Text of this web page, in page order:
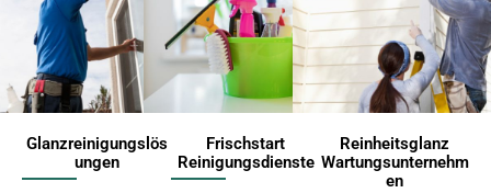
Glanzreinigungslös
ungen
Frischstart
Reinigungsdienste
Reinheitsglanz
Wartungsunternehm
en